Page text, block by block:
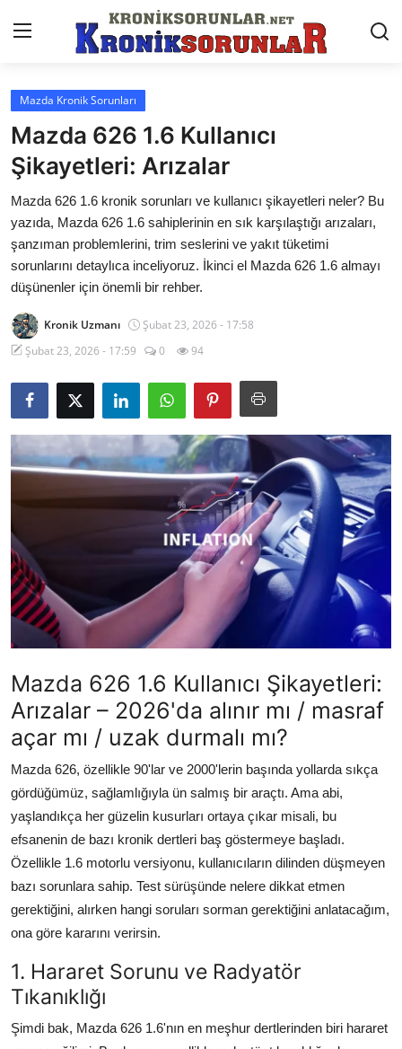
Anasayfa
Markalar
İletişim
Trafik & Cezalar
Sigorta & Kasko
Vergi & ÖTV & MTV
Muayene & Ruhsat
Sorgulamalar
İkinci El & Alım-Satım
Bakım & Arıza Çözümleri
Elektrikli & Hibrit
Kiralama & Filo
Sürüş & Güvenlik
Lastik & Jant
LPG & Yakıt
Elektrik & Akü
Klima & Konfor
Aydınlatma & Görüş
Şanzıman & Aktarma
Dizel Sistemler
Multimedya & Elektronik
Mazda Kronik Sorunları
Mazda 626 1.6 Kullanıcı
Şikayetleri: Arızalar
Mazda 626 1.6 kronik sorunları ve kullanıcı şikayetleri neler? Bu
yazıda, Mazda 626 1.6 sahiplerinin en sık karşılaştığı arızaları,
şanzıman problemlerini, trim seslerini ve yakıt tüketimi
sorunlarını detaylıca inceliyoruz. İkinci el Mazda 626 1.6 almayı
düşünenler için önemli bir rehber.
Kronik Uzmanı
Şubat 23, 2026 - 17:58
Şubat 23, 2026 - 17:59
0 94
Mazda 626 1.6 Kullanıcı Şikayetleri:
Arızalar – 2026'da alınır mı / masraf
açar mı / uzak durmalı mı?
Mazda 626, özellikle 90'lar ve 2000'lerin başında yollarda sıkça
gördüğümüz, sağlamlığıyla ün salmış bir araçtı. Ama abi,
yaşlandıkça her güzelin kusurları ortaya çıkar misali, bu
efsanenin de bazı kronik dertleri baş göstermeye başladı.
Özellikle 1.6 motorlu versiyonu, kullanıcıların dilinden düşmeyen
bazı sorunlara sahip. Test sürüşünde nelere dikkat etmen
gerektiğini, alırken hangi soruları sorman gerektiğini anlatacağım,
ona göre kararını verirsin.
1. Hararet Sorunu ve Radyatör
Tıkanıklığı
Şimdi bak, Mazda 626 1.6'nın en meşhur dertlerinden biri hararet